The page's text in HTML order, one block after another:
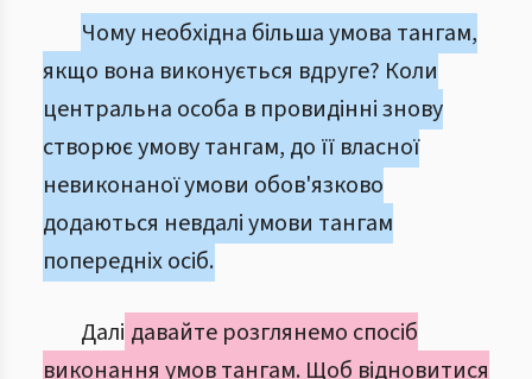
Чому необхідна більша умова тангам,
якщо вона виконується вдруге? Коли
центральна особа в провидінні знову
створює умову тангам, до її власної
невиконаної умови обов'язково
додаються невдалі умови тангам
попередніх осіб.
Далі давайте розглянемо спосіб
виконання умов тангам. Щоб відновитися